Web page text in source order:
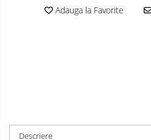
Adauga la Favorite
Descriere